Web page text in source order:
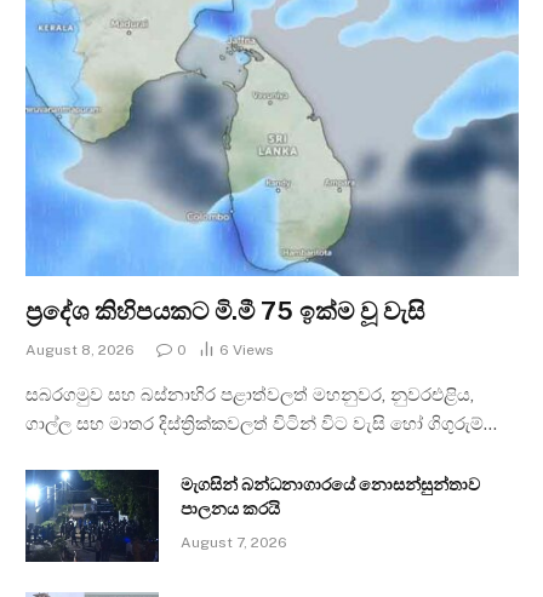
ප්‍රදේශ කිහිපයකට මි.මී 75 ඉක්ම වූ වැසි
August 8, 2026 0 6 Views
සබරගමුව සහ බස්නාහිර පළාත්වලත් මහනුවර, නුවරඑළිය,
ගාල්ල සහ මාතර දිස්ත්‍රික්කවලත් විටින් විට වැසි හෝ ගිගුරුම්…
මැගසින් බන්ධනාගාරයේ නොසන්සුන්තාව
පාලනය කරයි
August 7, 2026